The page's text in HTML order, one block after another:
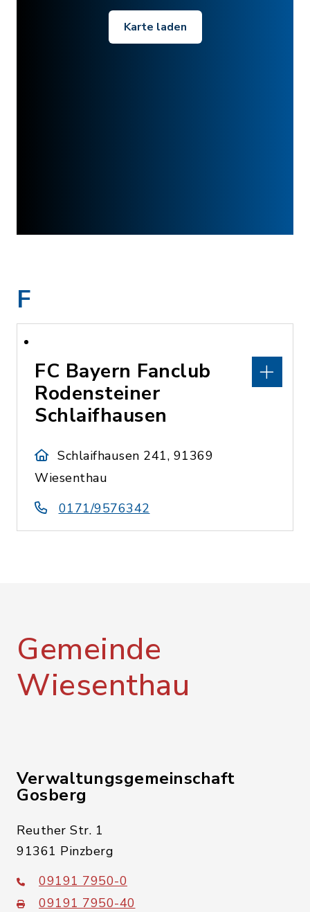
Karte laden
F
FC Bayern Fanclub
Rodensteiner
Schlaifhausen
Schlaifhausen 241, 91369
Wiesenthau
0171/9576342
Gemeinde
Wiesenthau
Verwaltungsgemeinschaft
Gosberg
Reuther Str. 1
91361 Pinzberg
09191 7950-0
09191 7950-40